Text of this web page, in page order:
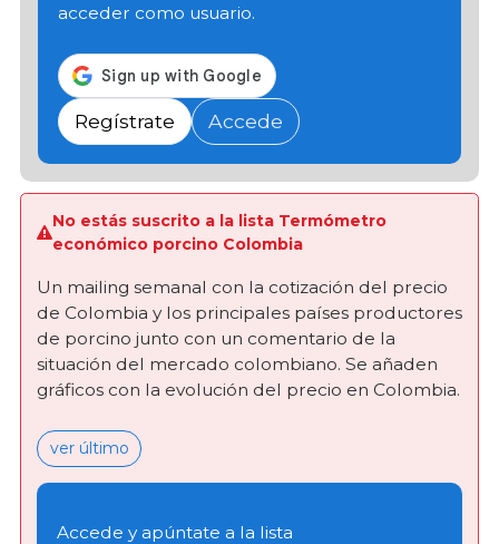
acceder como usuario.
Regístrate Accede
No estás suscrito a la lista Termómetro
económico porcino Colombia
Un mailing semanal con la cotización del precio
de Colombia y los principales países productores
de porcino junto con un comentario de la
situación del mercado colombiano. Se añaden
gráficos con la evolución del precio en Colombia.
ver último
Accede y apúntate a la lista